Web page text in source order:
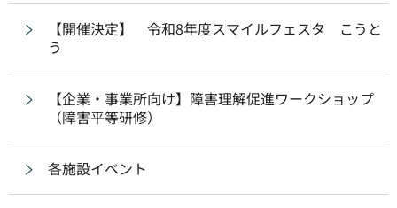
【開催決定】 令和8年度スマイルフェスタ こうと
う
【企業・事業所向け】障害理解促進ワークショップ
（障害平等研修）
各施設イベント